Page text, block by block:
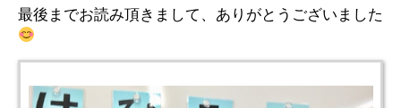
最後までお読み頂きまして、ありがとうございました